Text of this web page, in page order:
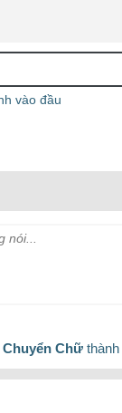
vào đầu
Chuyển Chữ thành